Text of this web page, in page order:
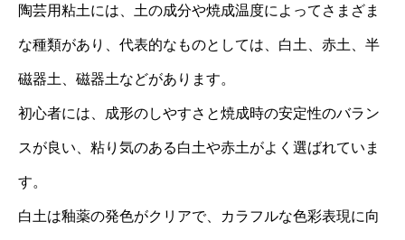
陶芸用粘土には、土の成分や焼成温度によってさまざま
な種類があり、代表的なものとしては、白土、赤土、半
磁器土、磁器土などがあります。
初心者には、成形のしやすさと焼成時の安定性のバラン
スが良い、粘り気のある白土や赤土がよく選ばれていま
す。
白土は釉薬の発色がクリアで、カラフルな色彩表現に向